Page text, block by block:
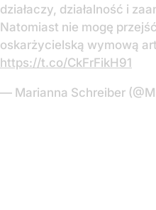
działaczy, działalność i
Natomiast nie mogę
oskarżycielską wymową
https://t.co/CkFrFikH91
— Marianna Schreiber